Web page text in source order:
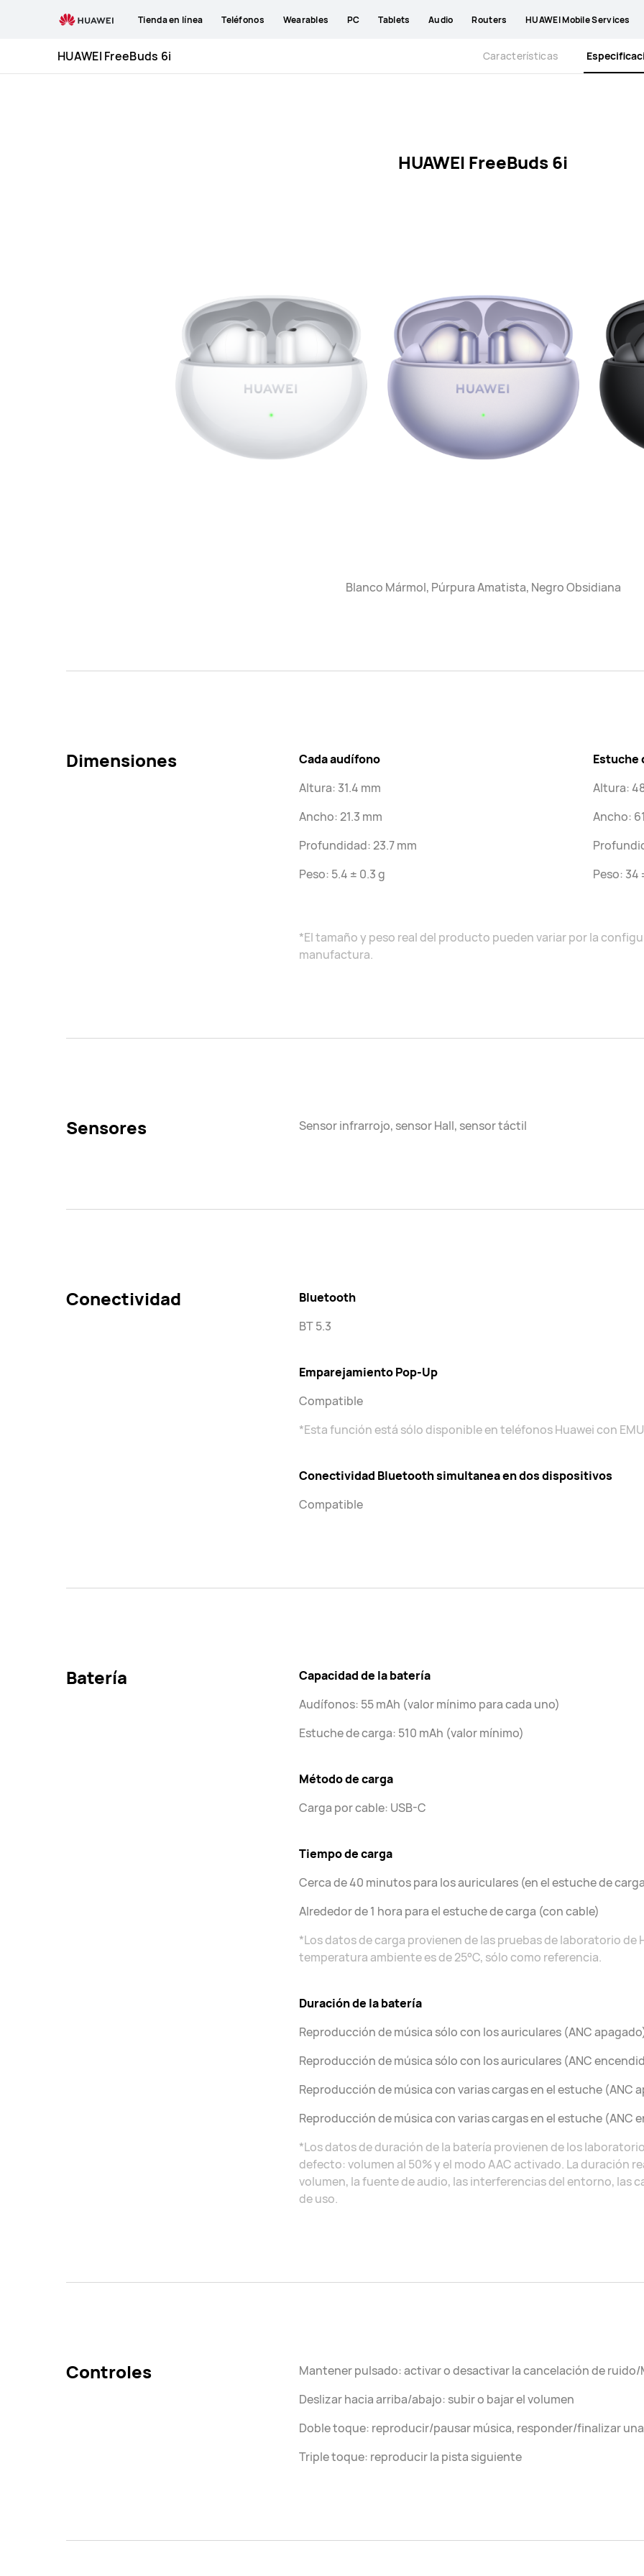
Tienda en línea Teléfonos Wearables PC Tablets Audio Routers HUAWEI Mobile Services
HUAWEI FreeBuds 6i Características
HUAWEI FreeBuds 6i
Blanco Mármol, Púrpura Amatista, Negro Obsidiana
Dimensiones
Cada audífono
Altura: 31.4 mm
Ancho: 21.3 mm
Profundidad: 23.7 mm
Peso: 5.4 ± 0.3 g
Estuche
Altura:
Ancho:
Peso: 34
*El tamaño y peso real del producto pueden variar por la
manufactura.
Sensores Sensor infrarrojo, sensor Hall, sensor táctil
Conectividad
Bluetooth
BT 5.3
Emparejamiento Pop-Up
Compatible
*Esta función está sólo disponible en teléfonos Huawei con
Conectividad Bluetooth simultanea en dos dispositivos
Compatible
Batería
Capacidad de la batería
Audífonos: 55 mAh (valor mínimo para cada uno)
Estuche de carga: 510 mAh (valor mínimo)
Método de carga
Carga por cable: USB-C
Tiempo de carga
Cerca de 40 minutos para los auriculares (en el estuche de
Alrededor de 1 hora para el estuche de carga (con cable)
*Los datos de carga provienen de las pruebas de laboratorio de
temperatura ambiente es de 25°C, sólo como referencia.
Duración de la batería
Reproducción de música sólo con los auriculares (ANC
Reproducción de música sólo con los auriculares (ANC
Reproducción de música con varias cargas en el estuche (ANC
Reproducción de música con varias cargas en el estuche (ANC
*Los datos de duración de la batería provienen de los
defecto: volumen al 50% y el modo AAC activado. La duración
volumen, la fuente de audio, las interferencias del entorno, las
de uso.
Controles
Mantener pulsado: activar o desactivar la cancelación de
Deslizar hacia arriba/abajo: subir o bajar el volumen
Doble toque: reproducir/pausar música, responder/finalizar
Triple toque: reproducir la pista siguiente